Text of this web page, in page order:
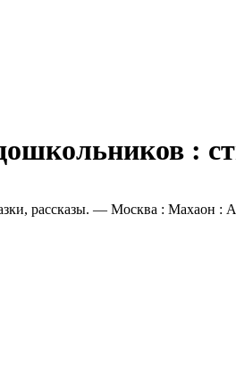
:
рассказы. — Москва :